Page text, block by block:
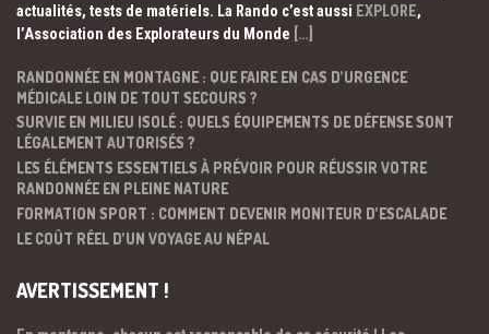
actualités, tests de matériels. La Rando c’est aussi EXPLORE,
l’Association des Explorateurs du Monde […]
RANDONNÉE EN MONTAGNE : QUE FAIRE EN CAS D’URGENCE
MÉDICALE LOIN DE TOUT SECOURS ?
SURVIE EN MILIEU ISOLÉ : QUELS ÉQUIPEMENTS DE DÉFENSE SONT
LÉGALEMENT AUTORISÉS ?
LES ÉLÉMENTS ESSENTIELS À PRÉVOIR POUR RÉUSSIR VOTRE
RANDONNÉE EN PLEINE NATURE
FORMATION SPORT : COMMENT DEVENIR MONITEUR D’ESCALADE
LE COÛT RÉEL D’UN VOYAGE AU NÉPAL
AVERTISSEMENT !